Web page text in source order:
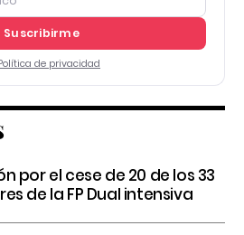
Suscribirme
de privacidad
por el cese de 20 de los 33
de la FP Dual intensiva